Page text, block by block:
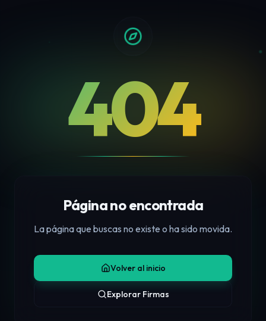
404
Página no encontrada
La página que buscas no existe o ha sido movida.
Volver al inicio
Explorar Firmas